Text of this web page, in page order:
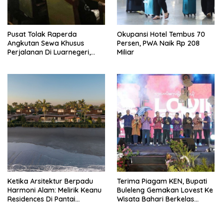
Pusat Tolak Raperda
Angkutan Sewa Khusus
Perjalanan Di Luarnegeri,
Okupansi Hotel Tembus 70
Persen, PWA Naik Rp 208
Miliar
Ketika Arsitektur Berpadu
Harmoni Alam: Melirik Keanu
Residences Di Pantai
Terima Piagam KEN, Bupati
Buleleng Gemakan Lovest Ke
Wisata Bahari Berkelas